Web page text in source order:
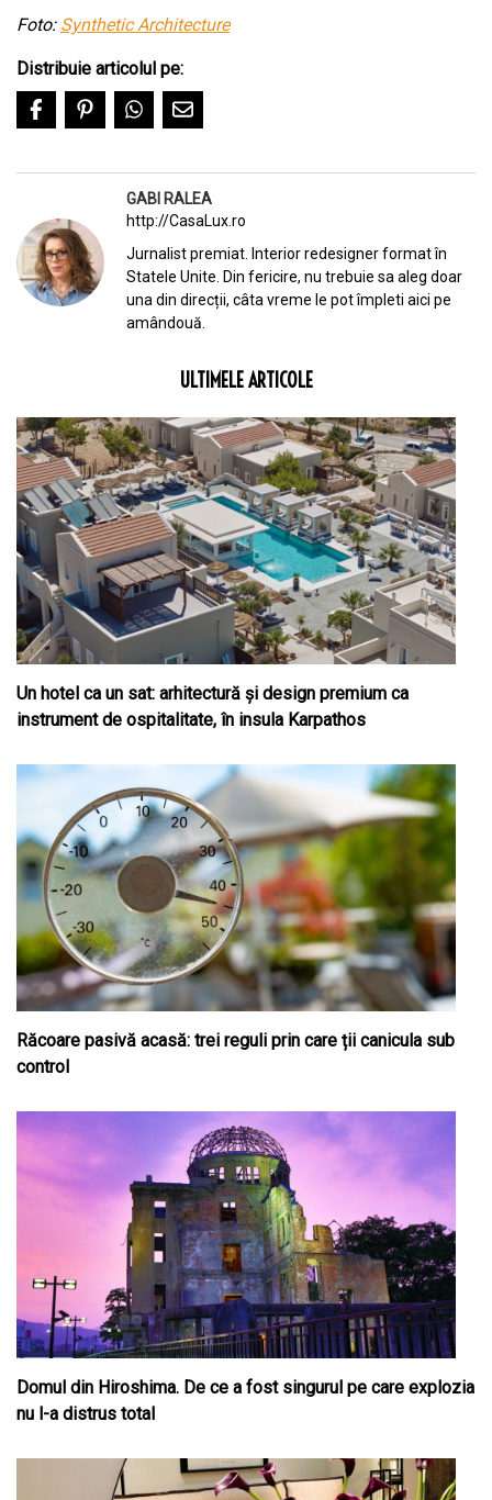
Foto: Synthetic Architecture
Distribuie articolul pe:
GABI RALEA
http://CasaLux.ro
Jurnalist premiat. Interior redesigner format în
Statele Unite. Din fericire, nu trebuie sa aleg doar
una din direcții, câta vreme le pot împleti aici pe
amândouă.
ULTIMELE ARTICOLE
Un hotel ca un sat: arhitectură și design premium ca
instrument de ospitalitate, în insula Karpathos
Răcoare pasivă acasă: trei reguli prin care ții canicula sub
control
Domul din Hiroshima. De ce a fost singurul pe care explozia
nu l-a distrus total